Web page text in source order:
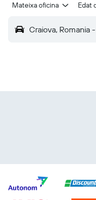
Mateixa oficina Edat
Craiova, Romania